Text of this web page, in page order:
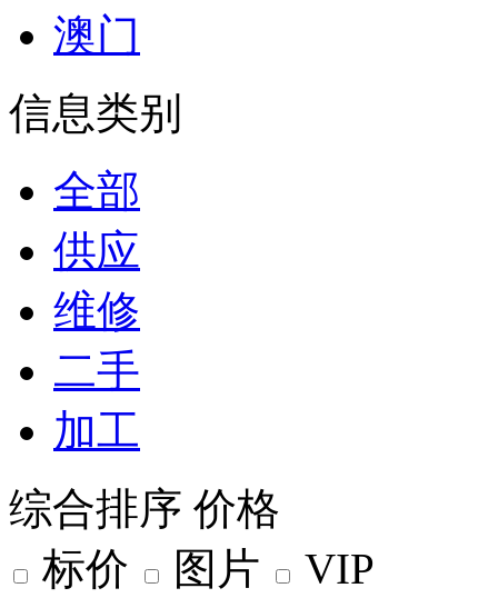
澳门
信息类别
全部
供应
维修
二手
加工
综合排序 价格
标价
图片
VIP